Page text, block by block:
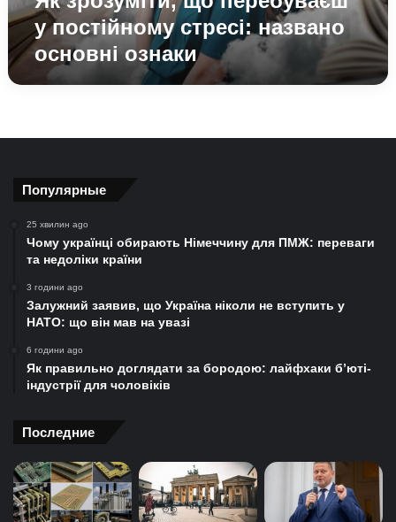
у постійному стресі: названо
основні ознаки
Популярные
25 хвилин ago
Чому українці обирають Німеччину для ПМЖ: переваги
та недоліки країни
3 години ago
Залужний заявив, що Україна ніколи не вступить у
НАТО: що він мав на увазі
6 години ago
Як правильно доглядати за бородою: лайфхаки б’юті-
індустрії для чоловіків
Последние